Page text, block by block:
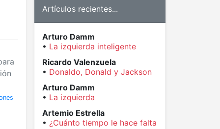
Artículos recientes...
Arturo Damm
• La izquierda inteligente
Ricardo Valenzuela
• Donaldo, Donald y Jackson
Arturo Damm
• La izquierda
Artemio Estrella
• ¿Cuánto tiempo le hace falta